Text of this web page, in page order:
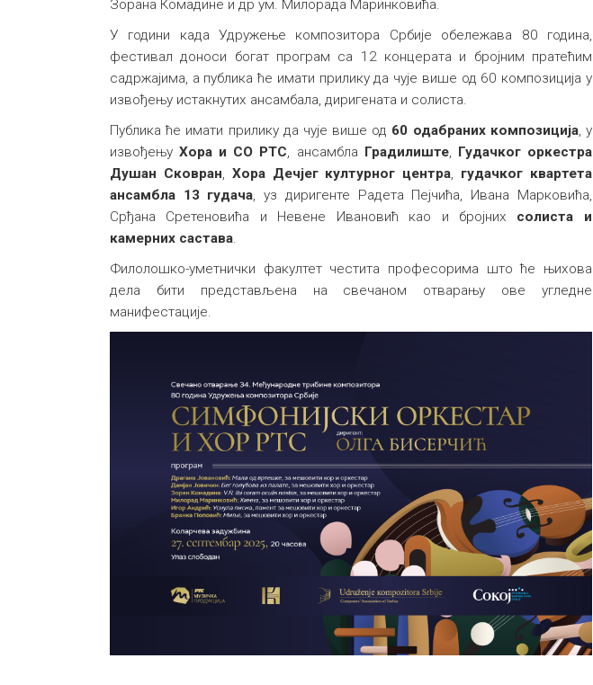
Зорана Комадине и др ум. Милорада Маринковића.
У години када Удружење композитора Србије обележава 80 година,
фестивал доноси богат програм са 12 концерата и бројним пратећим
садржајима, а публика ће имати прилику да чује више од 60 композиција у
извођењу истакнутих ансамбала, диригената и солиста.
Публика ће имати прилику да чује више од 60 одабраних композиција, у
извођењуХора и СО РТС, ансамбла Градилиште, Гудачког оркестра
Душан Сковран, Хора Дечјег културног центра, гудачког квартета
ансамбла 13 гудача, уз диригенте Радета Пејчића, Ивана Марковића,
Срђана Сретеновића и Невене Ивановић као и бројних солиста и
камерних састава.
Филолошко-уметнички факултет честита професорима што ће њихова
дела бити представљена на свечаном отварању ове угледне
манифестације.